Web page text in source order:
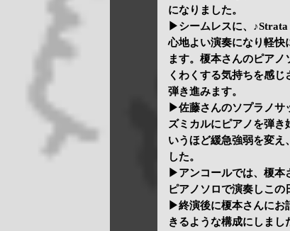
になりました。
▶シームレスに、
心地よい演奏になり軽快
ます。榎本さんのピア
くわくする気持ちを感
弾き進みます。
▶佐藤さんのソプラノサ
ズミカルにピアノを弾
いうほど緩急強弱を変え
した。
▶アンコールでは、榎本
ピアノソロで演奏しこの
▶終演後に榎本さんにお
きるような構成にしまし